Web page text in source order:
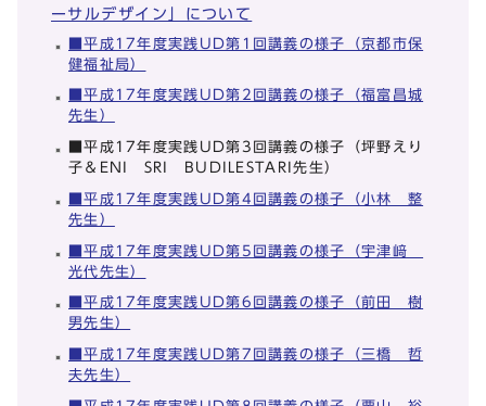
ーサルデザイン」について
■平成17年度実践UD第1回講義の様子（京都市保
健福祉局）
■平成17年度実践UD第2回講義の様子（福富昌城
先生）
■平成17年度実践UD第3回講義の様子（坪野えり
子＆ENI SRI BUDILESTARI先生）
■平成17年度実践UD第4回講義の様子（小林 整
先生）
■平成17年度実践UD第5回講義の様子（宇津﨑
光代先生）
■平成17年度実践UD第6回講義の様子（前田 樹
男先生）
■平成17年度実践UD第7回講義の様子（三橋 哲
夫先生）